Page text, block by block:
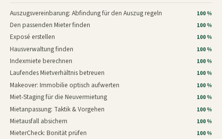
Auszugsvereinbarung: Abfindung für den Auszug regeln 100 %
Den passenden Mieter finden 100 %
Exposé erstellen 100 %
Hausverwaltung finden 100 %
Indexmiete berechnen 100 %
Laufendes Mietverhältnis betreuen 100 %
Makeover: Immobilie optisch aufwerten 100 %
Miet-Staging für die Neuvermietung 100 %
Mietanpassung: Taktik & Vorgehen 100 %
Mietausfall absichern 100 %
MieterCheck: Bonität prüfen 100 %